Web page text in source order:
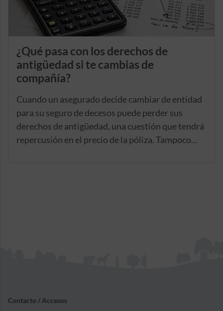
¿Qué pasa con los derechos de
antigüedad si te cambias de
compañía?
Cuando un asegurado decide cambiar de entidad
para su seguro de decesos puede perder sus
derechos de antigüedad, una cuestión que tendrá
repercusión en el precio de la póliza. Tampoco
Contacto / Accesos